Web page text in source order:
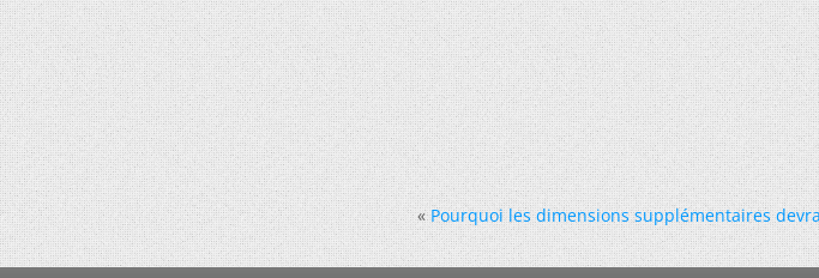
« Pourquoi les dimensions supplémentaires